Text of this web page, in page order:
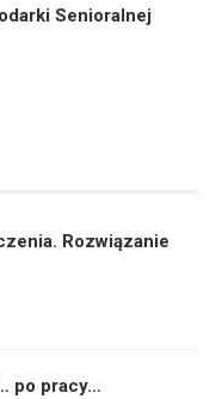
Senioralnej
Rozwiązanie
po pracy…